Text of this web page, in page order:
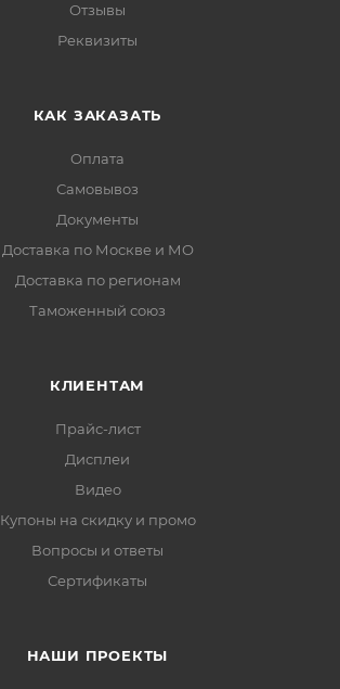
Отзывы
Реквизиты
КАК ЗАКАЗАТЬ
Оплата
Самовывоз
Документы
Доставка по Москве и МО
Доставка по регионам
Таможенный союз
КЛИЕНТАМ
Прайс-лист
Дисплеи
Видео
Купоны на скидку и промо
Вопросы и ответы
Сертификаты
НАШИ ПРОЕКТЫ